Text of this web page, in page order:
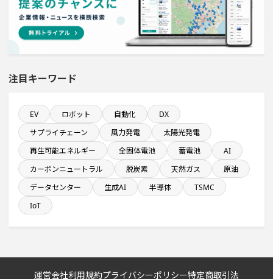
平均臨時雇用人員数が100人以上の企業一覧
食品卸に関するプロジェクト
発電設備の導入を含む物流施設プロジェクト
自動車関連工場のプロジェクト
直近3か月以内に完了する設備新設計画
来月完成プロジェクト
従業員数が100人以上の企業一覧
システム投資一覧
注目キーワード
EV ロボット 自動化
DX
サプライチェーン
風力発電
太陽光発電
再生可能エネルギー
全固体電池 蓄電池
AI
カーボンニュートラル
脱炭素 天然ガス
原油
データセンター
生成AI 半導体
TSMC
IoT
運営会社利用規約プライバシーポリシー特定商取引法